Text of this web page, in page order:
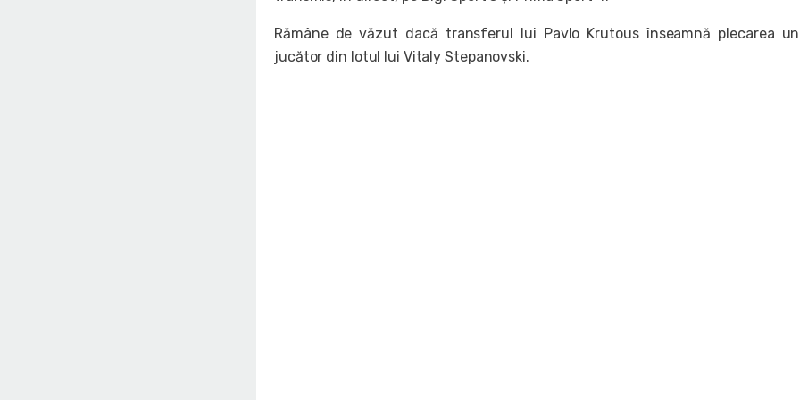
Rămâne de văzut dacă transferul lui Pavlo Krutous înseamnă plecarea
jucător din lotul lui Vitaly Stepanovski.